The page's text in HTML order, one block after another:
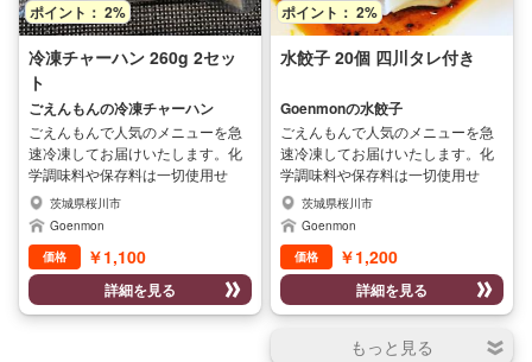
ポイント： 2%
冷凍チャーハン 260g 2セッ
ト
ごえんもんの冷凍チャーハン
ごえんもんで人気のメニューを急
速冷凍してお届けいたします。化
学調味料や保存料は一切使用せ
ず、シェフが全て手作りした本格
中華料理です。安心安全で本格的
なお店の味をご家庭で手軽にお楽
しみいただけます。
茨城県桜川市
Goenmon
価格
￥1,100
詳細を見る
ポイント： 2%
水餃子 20個 四川タレ付き
Goenmonの水餃子
ごえんもんで人気のメニューを急
速冷凍してお届けいたします。化
学調味料や保存料は一切使用せ
ず、シェフが全て手作りした本格
中華料理です。安心安全で本格的
なお店の味をご家庭で手軽にお楽
しみいただけます。
茨城県桜川市
Goenmon
価格
￥1,200
詳細を見る